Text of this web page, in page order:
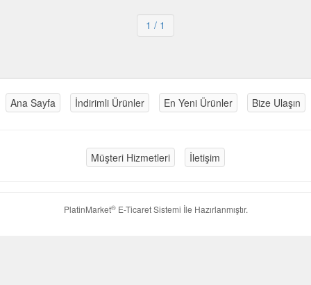
1 / 1
Ana Sayfa İndirimli Ürünler En Yeni Ürünler Bize Ulaşın
Müşteri Hizmetleri İletişim
PlatinMarket®E-Ticaret Sistemi İle Hazırlanmıştır.